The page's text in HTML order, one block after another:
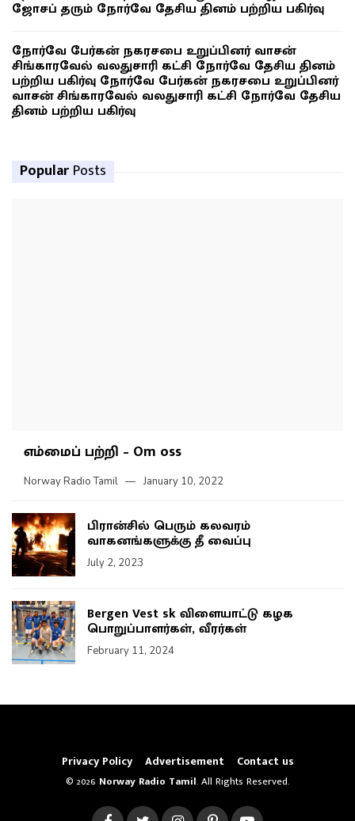
ஜோசப் தரும் நோர்வே தேசிய தினம் பற்றிய பகிர்வு
நோர்வே பேர்கன் நகரசபை உறுப்பினர் வாசன்
சிங்காரவேல் வலதுசாரி கட்சி நோர்வே தேசிய தினம்
பற்றிய பகிர்வு நோர்வே பேர்கன் நகரசபை உறுப்பினர்
வாசன் சிங்காரவேல் வலதுசாரி கட்சி நோர்வே தேசிய
தினம் பற்றிய பகிர்வு
Popular Posts
எம்மைப் பற்றி – Om oss
Norway Radio Tamil January 10, 2022
பிரான்சில் பெரும் கலவரம்
வாகனங்களுக்கு தீ வைப்பு
July 2, 2023
Bergen Vest sk விளையாட்டு கழக
பொறுப்பாளர்கள், வீரர்கள்
February 11, 2024
Privacy Policy Advertisement Contact us
© 2026 Norway Radio Tamil. All Rights Reserved.